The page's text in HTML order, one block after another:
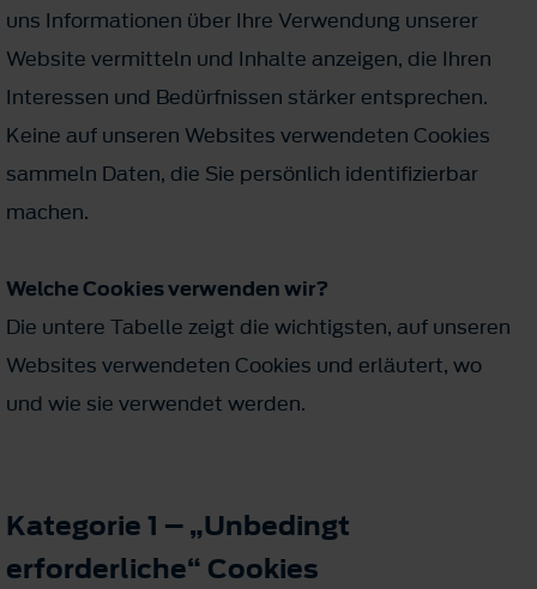
uns Informationen über Ihre Verwendung unserer
Website vermitteln und Inhalte anzeigen, die Ihren
Interessen und Bedürfnissen stärker entsprechen.
Keine auf unseren Websites verwendeten Cookies
sammeln Daten, die Sie persönlich identifizierbar
machen.
Welche Cookies verwenden wir?
Die untere Tabelle zeigt die wichtigsten, auf unseren
Websites verwendeten Cookies und erläutert, wo
und wie sie verwendet werden.
Kategorie 1 – „Unbedingt
erforderliche“ Cookies